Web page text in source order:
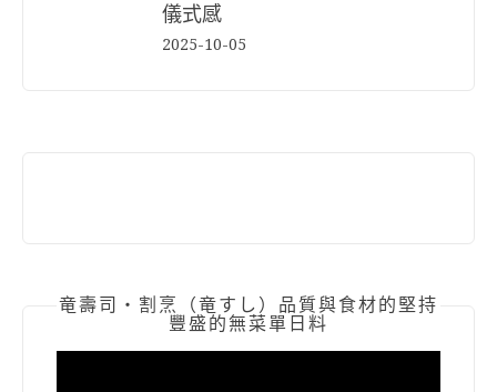
儀式感
2025-10-05
竜壽司‧割烹（竜すし）品質與食材的堅持
豐盛的無菜單日料